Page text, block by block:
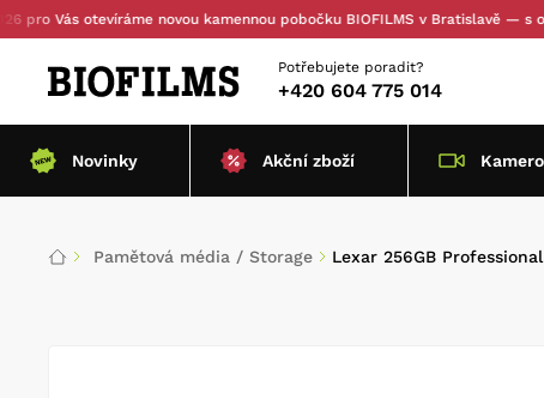
Vás otevíráme novou kamennou pobočku BIOFILMS v Bratislavě — s
Potřebujete poradit?
+420 604 775 014
Novinky Akční zboží
Pamětová média / Storage Lexar 256GB